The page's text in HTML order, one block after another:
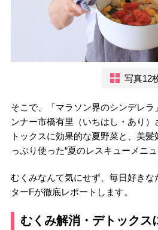
写真12
そこで、「マラソン界のシンデレラ
ンナー市橋有里（いちはし・あり
トックスに効果的な夏野菜と、美
っぷり使った“夏のレスキューメニュ
むくみなんて気にせず、毎日好きな
ターFが徹底レポートします。
むくみ解消・デトックス